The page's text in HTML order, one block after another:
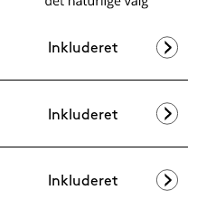
Inkluderet
Inkluderet
Inkluderet